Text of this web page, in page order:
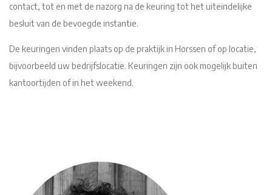
contact, tot en met de nazorg na de keuring tot het uiteindelijke
besluit van de bevoegde instantie.
De keuringen vinden plaats op de praktijk in Horssen of op locatie,
bijvoorbeeld uw bedrijfslocatie. Keuringen zijn ook mogelijk buiten
kantoortijden of in het weekend.